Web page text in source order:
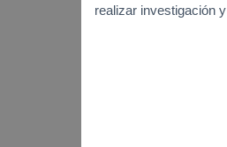
realizar investigación